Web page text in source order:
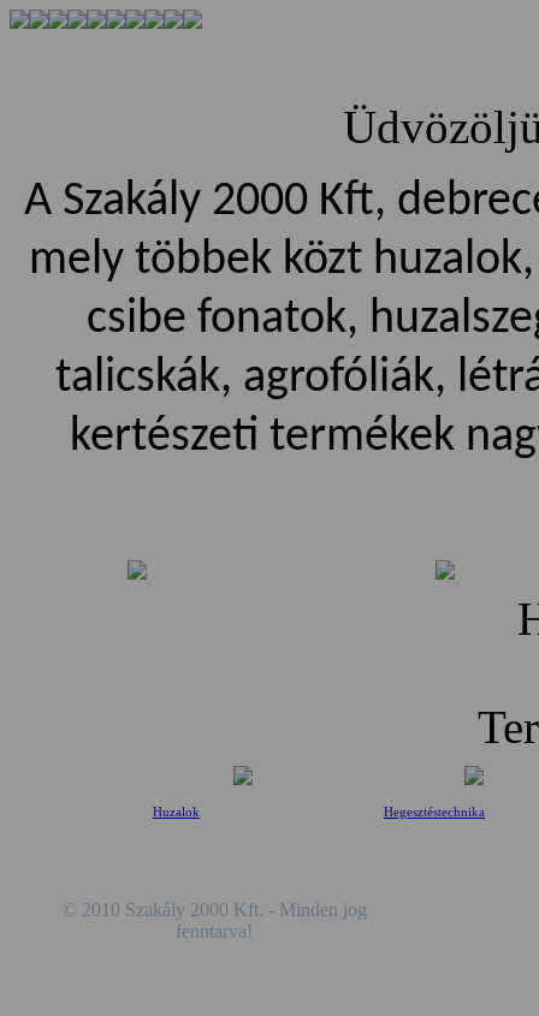
A Szakály 2000Kft,
mely többek közt
csibe fonatok,
talicskák, agrofóliák,
kertészeti termékek
Huzalok Hegesztéstechnika
© 2010 Szakály 2000 Kft. - Minden jog
fenntarva!